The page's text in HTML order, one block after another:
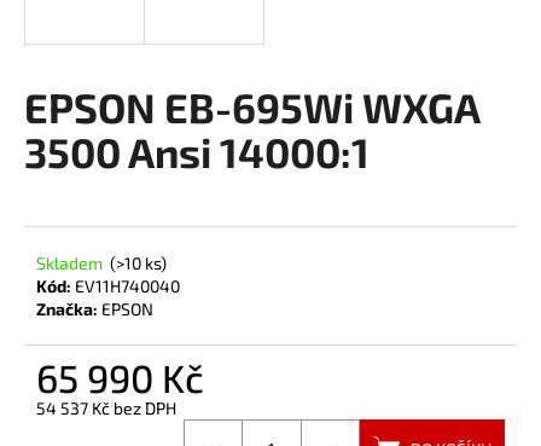
EPSON EB-695Wi WXGA
3500 Ansi 14000:1
Skladem (>10 ks)
Kód: EV11H740040
Značka: EPSON
65 990 Kč
54 537 Kč bez DPH
í
t
?
HLEDAT